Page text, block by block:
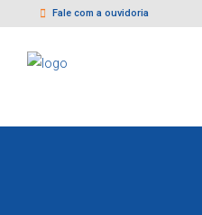
Fale com a ouvidoria